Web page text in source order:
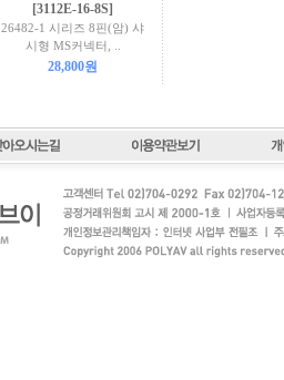
[3112E-16-8S]
26482-1 시리즈 8핀(암) 샤
시형 MS커넥터, ..
28,800원